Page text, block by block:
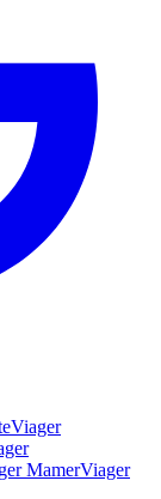
Viager
MamerViager